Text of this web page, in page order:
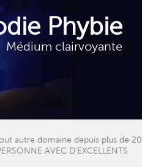
Phybie
Médium clairvoyante
autre domaine depuis plus de 20
AVEC D'EXCELLENTS